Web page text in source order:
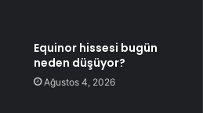
Equinor hissesi bugün
neden düşüyor?
Ağustos 4, 2026